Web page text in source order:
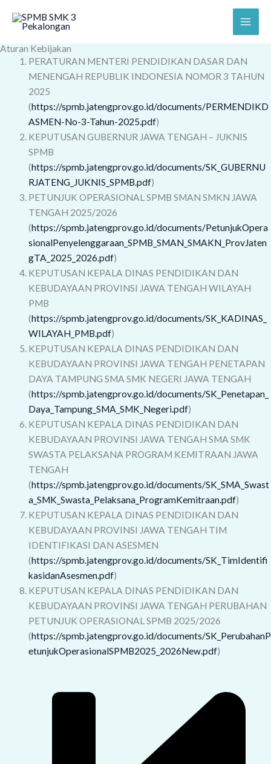
Aturan Kebijakan
PERATURAN MENTERI PENDIDIKAN DASAR DAN
MENENGAH REPUBLIK INDONESIA NOMOR 3 TAHUN
2025
(https://spmb.jatengprov.go.id/documents/PERMENDIKD
ASMEN-No-3-Tahun-2025.pdf)
KEPUTUSAN GUBERNUR JAWA TENGAH – JUKNIS
SPMB
(https://spmb.jatengprov.go.id/documents/SK_GUBERNU
RJATENG_JUKNIS_SPMB.pdf)
PETUNJUK OPERASIONAL SPMB SMAN SMKN JAWA
TENGAH 2025/2026
(https://spmb.jatengprov.go.id/documents/PetunjukOpera
sionalPenyelenggaraan_SPMB_SMAN_SMAKN_ProvJaten
gTA_2025_2026.pdf)
KEPUTUSAN KEPALA DINAS PENDIDIKAN DAN
KEBUDAYAAN PROVINSI JAWA TENGAH WILAYAH
PMB
(https://spmb.jatengprov.go.id/documents/SK_KADINAS_
WILAYAH_PMB.pdf)
KEPUTUSAN KEPALA DINAS PENDIDIKAN DAN
KEBUDAYAAN PROVINSI JAWA TENGAH PENETAPAN
DAYA TAMPUNG SMA SMK NEGERI JAWA TENGAH
(https://spmb.jatengprov.go.id/documents/SK_Penetapan_
Daya_Tampung_SMA_SMK_Negeri.pdf)
KEPUTUSAN KEPALA DINAS PENDIDIKAN DAN
KEBUDAYAAN PROVINSI JAWA TENGAH SMA SMK
SWASTA PELAKSANA PROGRAM KEMITRAAN JAWA
TENGAH
(https://spmb.jatengprov.go.id/documents/SK_SMA_Swast
a_SMK_Swasta_Pelaksana_ProgramKemitraan.pdf)
KEPUTUSAN KEPALA DINAS PENDIDIKAN DAN
KEBUDAYAAN PROVINSI JAWA TENGAH TIM
IDENTIFIKASI DAN ASESMEN
(https://spmb.jatengprov.go.id/documents/SK_TimIdentifi
kasidanAsesmen.pdf)
KEPUTUSAN KEPALA DINAS PENDIDIKAN DAN
KEBUDAYAAN PROVINSI JAWA TENGAH PERUBAHAN
PETUNJUK OPERASIONAL SPMB 2025/2026
(https://spmb.jatengprov.go.id/documents/SK_PerubahanP
etunjukOperasionalSPMB2025_2026New.pdf)